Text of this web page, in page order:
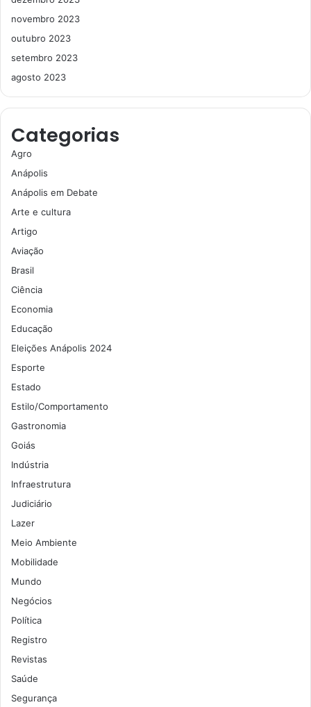
novembro 2023
outubro 2023
setembro 2023
agosto 2023
Categorias
Agro
Anápolis
Anápolis em Debate
Arte e cultura
Artigo
Aviação
Brasil
Ciência
Economia
Educação
Eleições Anápolis 2024
Esporte
Estado
Estilo/Comportamento
Gastronomia
Goiás
Indústria
Infraestrutura
Judiciário
Lazer
Meio Ambiente
Mobilidade
Mundo
Negócios
Política
Registro
Revistas
Saúde
Segurança